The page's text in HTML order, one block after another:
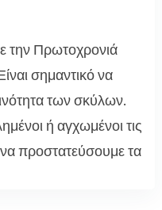
την Πρωτοχρονιά
σημαντικό να
των σκύλων.
ή αγχωμένοι τις
να προστατεύσουμε τα